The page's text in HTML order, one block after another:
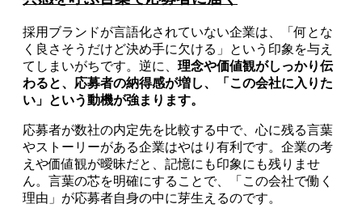
採用ブランドが言語化されていない企業は、「何とな
く良さそうだけど決め手に欠ける」という印象を与え
てしまいがちです。逆に、 理念や価値観がしっかり伝
わると、応募者の納得感が増し、「この会社に入りた
い」という動機が強まります。
応募者が数社の内定先を比較する中で、心に残る言葉
やストーリーがある企業はやはり有利です。企業の考
えや価値観が曖昧だと、記憶にも印象にも残りませ
ん。言葉の芯を明確にすることで、「この会社で働く
理由」が応募者自身の中に芽生えるのです。